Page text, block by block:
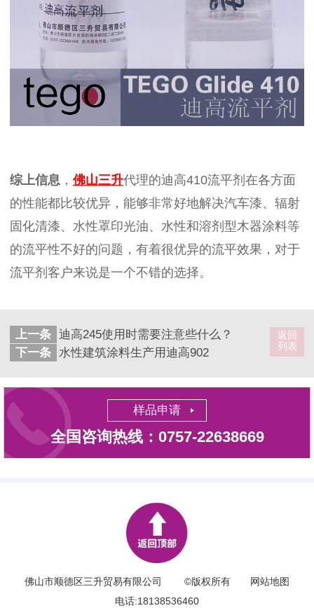
综上信息 ， 佛山三升代理的迪高410流平剂在各方面
的性能都比较优异，能够非常好地解决汽车漆、辐射
固化清漆、水性罩印光油、水性和溶剂型木器涂料等
的流平性不好的问题，有着很优异的流平效果，对于
流平剂客户来说是一个不错的选择。
返回
列表
上一条 迪高245使用时需要注意些什么？
下一条 水性建筑涂料生产用迪高902
样品申请
全国咨询热线：0757-22638669
佛山市顺德区三升贸易有限公司 ©版权所有 网站地图
电话:18138536460